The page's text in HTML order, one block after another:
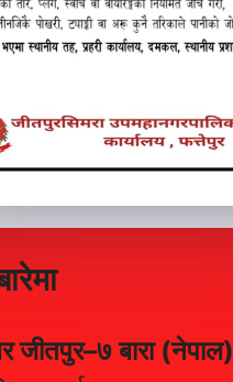
जीतपुर–७ बारा (नेपाल)